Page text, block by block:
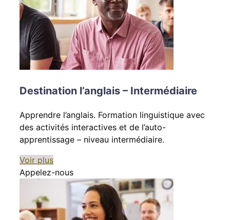
Destination l’anglais – Intermédiaire
Apprendre l’anglais. Formation linguistique avec
des activités interactives et de l’auto-
apprentissage – niveau intermédiaire.
Voir plus
Appelez-nous